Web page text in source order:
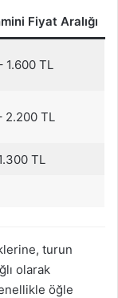
Fiyat Aralığı
1.600 TL
2.200 TL
TL
turun
olarak
öğle